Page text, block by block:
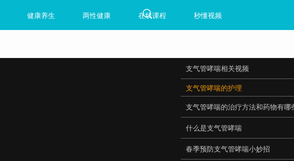
健康养生 两性健康 在线课程 秒懂视频
支气管哮喘相关视频
支气管哮喘的护理
支气管哮喘的治疗方法和药物有哪
什么是支气管哮喘
春季预防支气管哮喘小妙招